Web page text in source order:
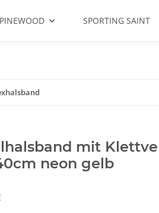
PINEWOOD SPORTING SAINT
mit
neon gelb